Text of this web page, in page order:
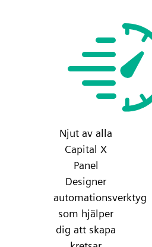
Njut av alla
Capital X
Panel
Designer
automationsverktyg
som hjälper
dig att skapa